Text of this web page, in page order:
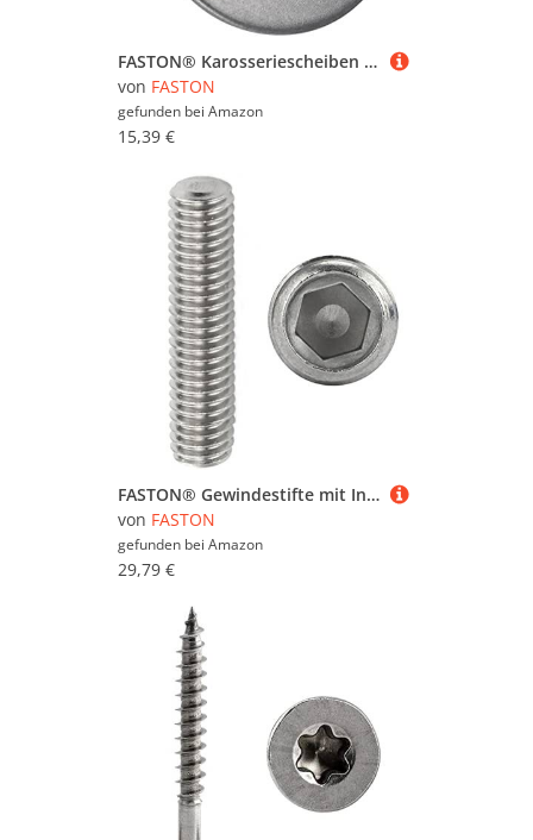
FASTON® Karosseriescheiben 8,4x55 mm Edelstahl A2 V2A (25 Stück) DIN 9022 Große Unterlegscheiben Beilagscheiben Kotflügelscheiben rostfrei
von FASTON
gefunden bei Amazon
15,39 €
FASTON® Gewindestifte mit Innensechskant und Kegelkuppe M6x70 mm Edelstahl A2 V2A (50 Stück) DIN 913 (ISO 4026) Madenschrauben Gewindeschrauben Maden-Schrauben
von FASTON
gefunden bei Amazon
29,79 €